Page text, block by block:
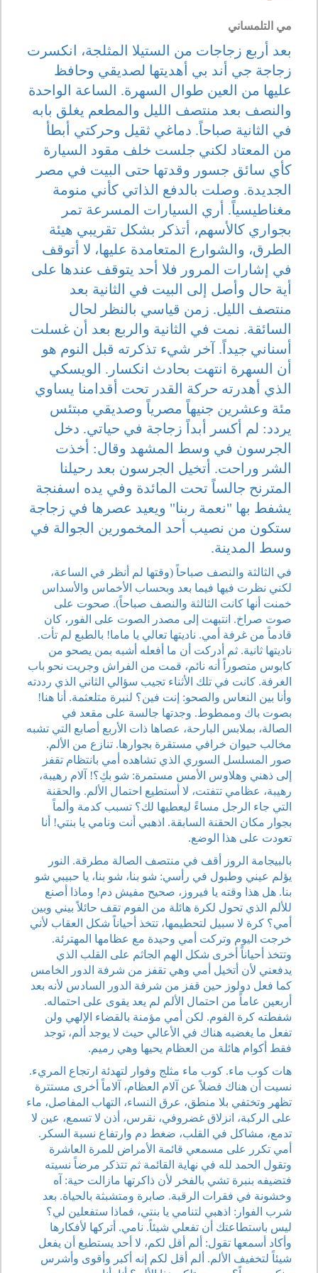
مي التلمساني
بعد أربع زجاجات من الستيلا المثلجة، انكسرت
زجاجة جي أند بي أهديتها لصديقي وحافظ
عليها من العين طوال السهرة. الساعة الواحدة
والنصف بعد منتصف الليل والمطعم يغلق بابه
في الثانية صباحاً. دماغي ثقيل وحركتي أبطأ
من المعتاد لكني جلست خلف مقود السيارة
كأي سائق جسور وقدتها حتى البيت في مصر
الجديدة. وصلت بالدفع الذاتي كأني منومة
مغناطيسياً. أري السيارات المسرعة تمر
بجواري كالأسهم، أتذكر بشكل تقريبي هيئة
الطرق، والشوارع المتعامدة عليها، لا أتوقف
في إشارات المرور فلا أحد يتوقف عندها على
أية حال وأصل إلى البيت في الثانية بعد
منتصف الليل. زمن قياسي بالنظر لحال
السائقة. نمت في الثانية والربع بعد أن غسلت
أسناني جيداً. آخر شيء تذكرته قبل النوم هو
أن السهرة انتهت بحادث انكسار. الويسكي
الذي أهدرته حركة القدر تحت أقدامنا يساوي
مئة وعشرين جنيهاً مصرياً وصديقي مبتئس
يردد: لم أكسر أبداً زجاجة في حياتي. دخل
الجرسون في وسط المشهد وقال: أخذت
الشر وراحت. أتخيل الجرسون بعد رحيلنا
المترنح جالساً تحت المائدة وفي يده اسفنجة
يشفط بها "نعمة ربنا" ويعيد عصرها في زجاجة
ستكون من نصيب أحد المخمورين الجوالة في
وسط المدينة.
في الثالثة والنصف صباحاً (وقتها لم أنظر في الساعة،
لكني نظرت فيها فيما بعد وبحساب الأخماس والأسداس
خمنت أنها كانت الثالثة والنصف صباحاً). صحوت على
صوت صراخ. انتبهت إلى مصدر الصوت على الفور، كان
قادماً من غرفة أمي. ناديتها تعالي يا ماما! بالطبع لم تأت.
ناديتها ثانية. ثم أدركت أن ما أفعله أشبه بمن يصحو من
كابوس متصوراً أنه نائم، قمت من الفراش وجريت نحو باب
الغرفة. كانت في تلك الأثناء تجيب سؤالي الثاني الذي رددته
وأنا بين النعاس والصحو: إنت فين؟ لنبرة متلعثمة. أنا هنا!
بصوت باك وممطوط. وجدتها جالسة على مقعد في
الصالة، بملابس البارحة، عصاها ذات الأربع أصابع التي تشبه
مخالب حيوان خرافي مستقرة بجوارها. تنازع من الألم.
صور المسلسل السوري الذي تشاهده أمي بانتظام تقفز
إلى ذهني وهلاوس الأمس مستمرة: شو بكِ؟! آلام رهيبة،
رهيبة، عظامي تتفتت، لا أستطيع احتمال الألم. والحقنة
التي جاء الرجل مساءً ليعطيها لك؟ تسبب كدمة وألماً
بجوار مكان الحقنة السابقة. اذهبي أنت ونامي يا بنتي! أنا
تعودت على هذا الوضع.
بالبيجامة الروز أقف في منتصف الصالة مطرقة. النور
يؤلم عيني وطبول في رأسي: شو بنا، شو بنا، يا حبيبي شو
بنا. هل هذا وقته يا فيروز، صحيح مفيش دم! وماذا أصنع
للألم الذي تحول لكرة هائلة من الفوم تقف حائلاً بيني وبين
أمي؟ كرة لا سبيل لتحطيمها، تتخذ أحياناً شكل العقاب لأني
خرجت اليوم وتركت أمي وحيدة مع عظامها المهترئة.
وتتخذ أحياناً أخرى شكل الهم الجاثم على القلب الذي
يدفعني لأن أتخيل أمي وهي تقفز من شرفة الدور الخامس
كما فعل دولوز حين قفز من شرفة الدور السادس لأنه بعد
أربعين عاماً من احتمال الألم لم يعد يقوى على احتماله.
شفطته كرة الفوم. لكن أمي مؤمنة بالقضاء الإلهي ولن
تفعل ما يغضبه هناك في الأعالي حيث لا يوجد ألم، توجد
فقط أكوام هائلة من العظام يحيها وهي رميم.
هات كوب ماء. كوب ماء مثلج وفوار لتهدئة ارتجاع المريء.
نسيت أن هناك فضلاً عن آلام العظام، آلاماً أخرى مستترة
تظهر وتختفي بلا منطق، عرق النساء، التهاب المفاصل، ماء
على الركبة، انزلاق غضروفي، نقرس، أذن لا تسمع، عين لا
تدمع، مشاكل في القلب، ضغط دم وارتفاع نسبة السكر.
أمي تكرر على مسمعي قائمة الأمراض للمرة العاشرة
وتقول الحمد لله في نهاية القائمة ثم تتذكر مرضاً نسيته
فتضيفه بنبرة تشي بالفخر لأن ذاكرتها مازالت حية: آه
وخشونة في فقرات الرقبة. صابرة ومتشبثة بالحياة. بعد
شرب الفوار: اذهبي لتنامي يا بنتي، فماذا ستفعلين لي؟
ليس باستطاعتك أن تفعلي شيئاً. نامي. أتركها لأفكارها
وأكاد أسمعها تقول: ألم أقل لكم، لا أحد يستطيع أن يفعل
شيئاً لتخفيف الألم. ألم أقل لكم إنه أكبر وأقوى وأشرس